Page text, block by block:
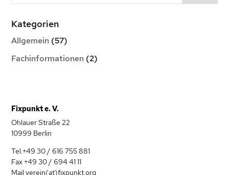
Kategorien
Allgemein (57)
Fachinformationen (2)
Fixpunkt e. V.
Ohlauer Straße 22
10999 Berlin
Tel.+49 30 / 616 755 881
Fax +49 30 / 694 41 11
Mail verein(at)fixpunkt.org